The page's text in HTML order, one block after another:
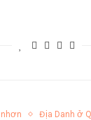
Địa Danh ở